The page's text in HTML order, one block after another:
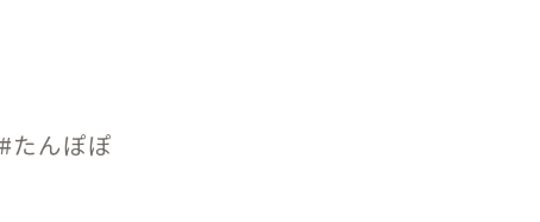
たんぽぽ